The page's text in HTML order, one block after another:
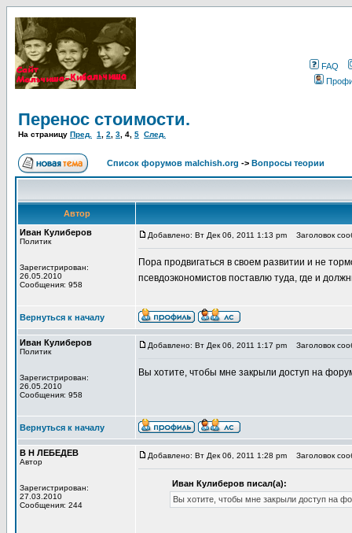
FAQ
Перенос стоимости.
На страницу Пред. 1 2 3 4 5 След.
Список форумов malchish.org -> Вопросы теории
Автор
Иван Кулиберов
Политик
Зарегистрирован:
26.05.2010
Сообщения: 958
Добавлено: Вт Дек 06, 2011 1:13 pm Заголовок
Пора продвигаться в своем развитии и не
псевдоэкономистов поставлю туда, где и
Вернуться к началу
Иван Кулиберов
Политик
Зарегистрирован:
26.05.2010
Сообщения: 958
Добавлено: Вт Дек 06, 2011 1:17 pm Заголовок
Вы хотите, чтобы мне закрыли доступ на
Вернуться к началу
В Н ЛЕБЕДЕВ
Автор
Зарегистрирован:
27.03.2010
Сообщения: 244
Добавлено: Вт Дек 06, 2011 1:28 pm Заголовок
Иван Кулиберов писал(а):
Вы хотите, чтобы мне закрыли доступ на